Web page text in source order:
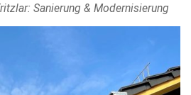
Sanierung & Modernisierung